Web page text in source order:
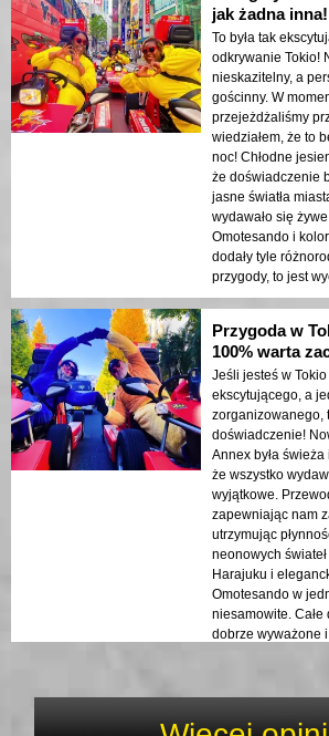
jak żadna inna!
To była tak
odkrywanie Tokio!
nieskazitelny, a
gościnny. W
przejeżdżaliśmy
wiedziałem, że to
noc! Chłodne
że doświadczenie
jasne światła
wydawało się
Omotesando i
dodały tyle
przygody, to jest
Przygoda w
100% warta
Jeśli jesteś w
ekscytującego, a
zorganizowanego,
doświadczenie!
Annex była
że wszystko
wyjątkowe.
zapewniając nam
utrzymując
neonowych
Harajuku i
Omotesando w
niesamowite. Całe
dobrze wyważone